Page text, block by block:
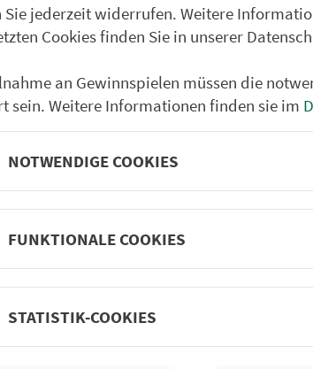
Städtetouren
Genusstouren
Fahrplan & Tickets«
Rat­ge­ber
Sie jederzeit widerrufen. Weitere
Cookies finden Sie in unserer
an Gewinnspielen müssen die
sein. Weitere Informationen finden sie im
NOTWENDIGE COOKIES
FUNKTIONALE COOKIES
STATISTIK-COOKIES